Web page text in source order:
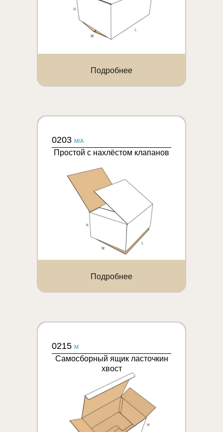
Подробнее
0203 M/A
Простой с нахлёстом клапанов
Подробнее
0215 M
Самосборный ящик ласточкин
хвост